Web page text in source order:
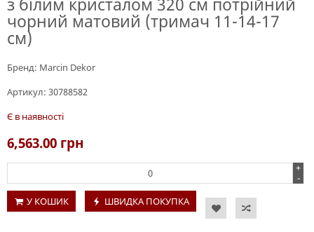
чорний матовий (тримач 11-14-17
см)
Бренд: Marcin Dekor
Артикул: 30788582
Є в наявності
6,563.00 грн
+
-
У КОШИК
ШВИДКА ПОКУПКА